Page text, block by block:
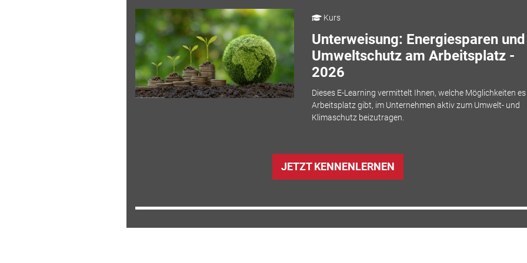
Kurs
Unterweisung: Energiesparen und
Umweltschutz am Arbeitsplatz -
2026
Dieses E-Learning vermittelt Ihnen, welche Möglichkeiten
Arbeitsplatz gibt, im Unternehmen aktiv zum Umwelt- und
Klimaschutz beizutragen.
JETZT KENNENLERNEN